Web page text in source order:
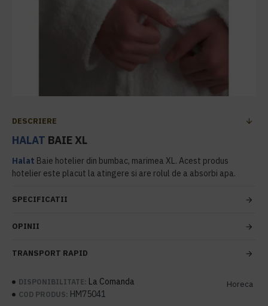
DESCRIERE
HALAT BAIE XL
Halat Baie hotelier din bumbac, marimea XL. Acest produs
hotelier este placut la atingere si are rolul de a absorbi apa.
SPECIFICATII
OPINII
TRANSPORT RAPID
DISPONIBILITATE: La Comanda
COD PRODUS: HM75041
Horeca